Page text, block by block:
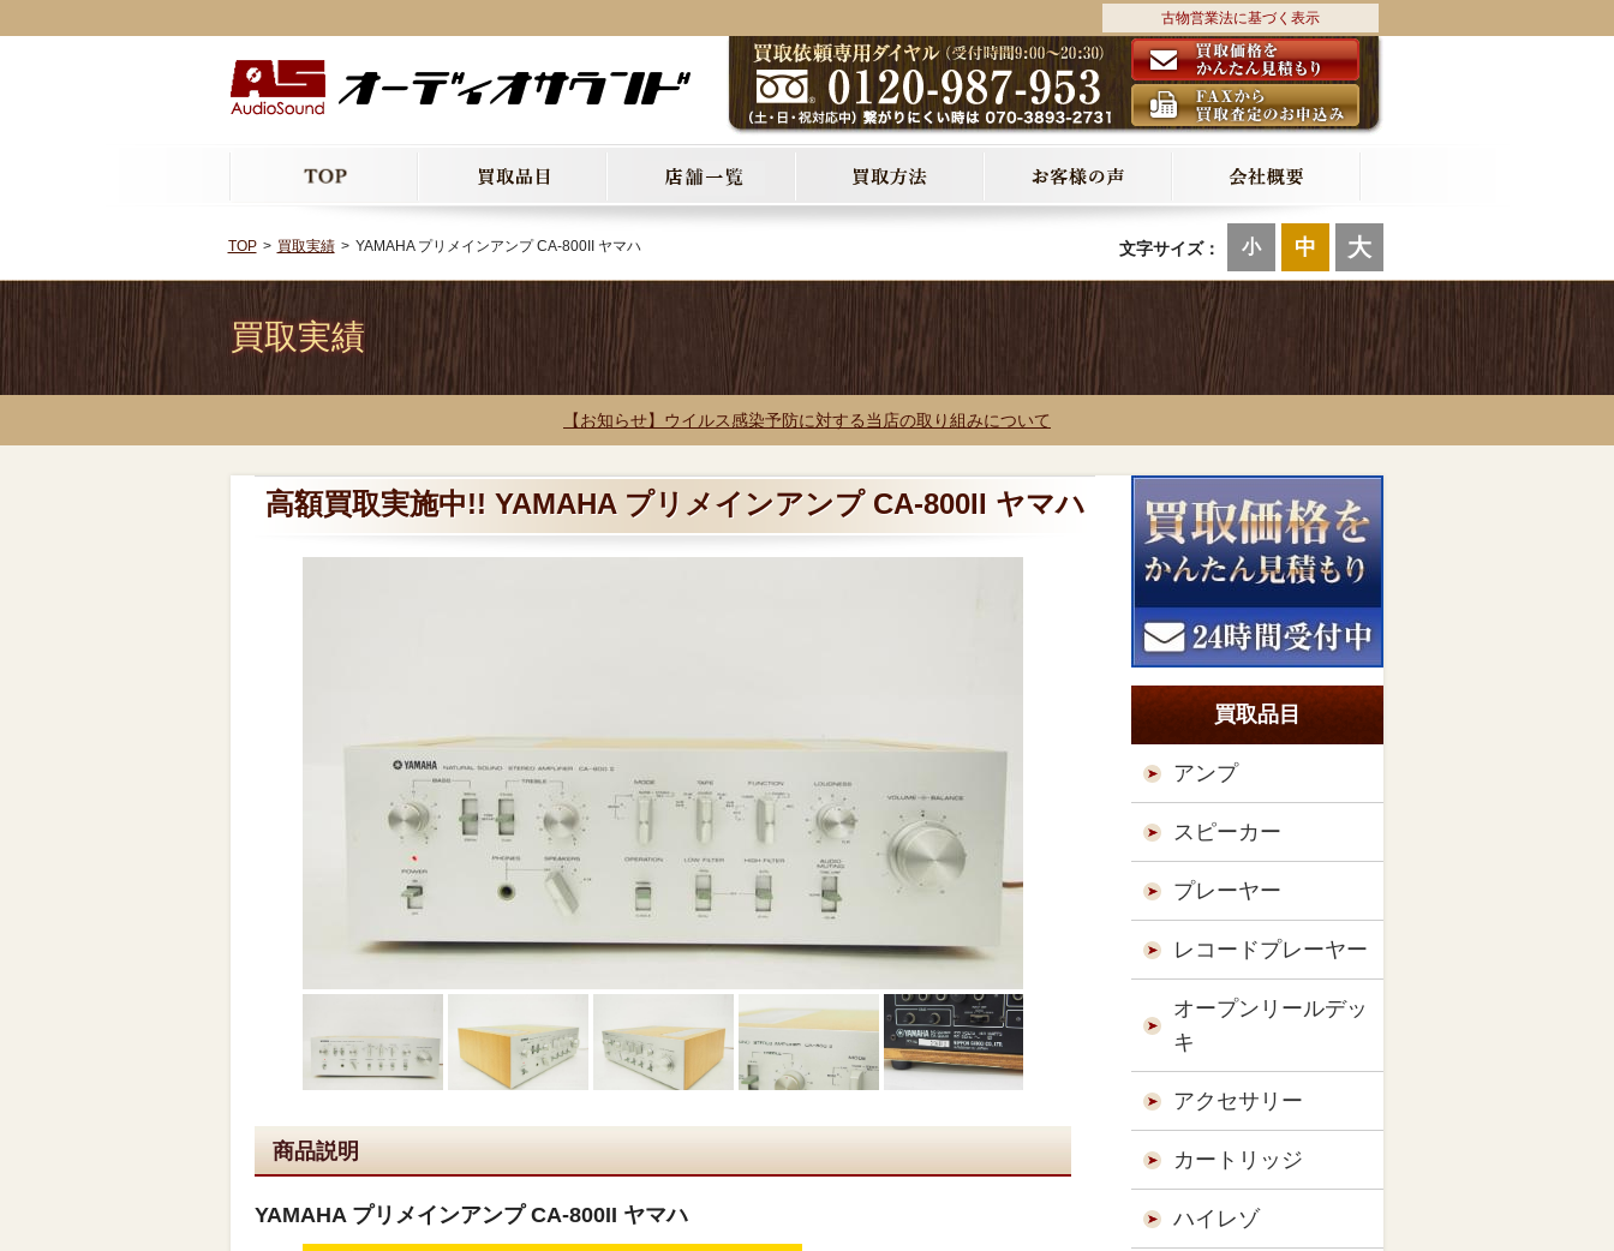
古物営業法に基づく表示
文字サイズ： 小 中 大
TOP 買取実績 YAMAHA プリメインアンプ CA-800II ヤマハ
買取実績
【お知らせ】ウイルス感染予防に対する当店の取り組みについて
高額買取実施中!! YAMAHA プリメインアンプ CA-800II ヤマハ
商品説明
YAMAHA プリメインアンプ CA-800II ヤマハ
買取品目
アンプ
スピーカー
プレーヤー
レコードプレーヤー
オープンリールデッ
キ
アクセサリー
カートリッジ
ハイレゾ